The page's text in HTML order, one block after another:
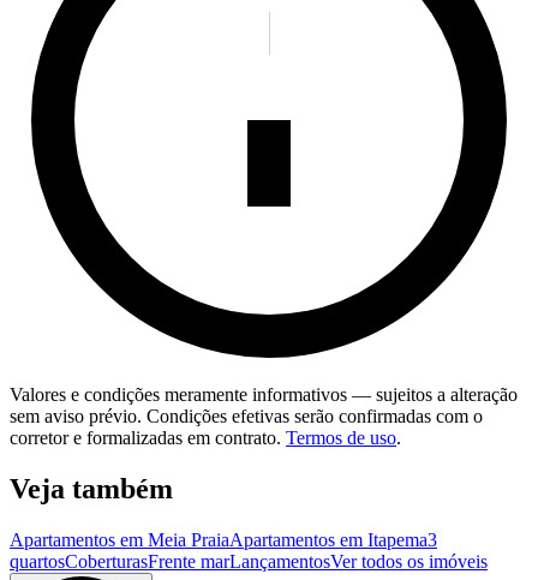
Valores e condições meramente informativos — sujeitos a alteração
sem aviso prévio. Condições efetivas serão confirmadas com o
corretor e formalizadas em contrato. Termos de uso.
Veja também
Apartamentos em Meia PraiaApartamentos em Itapema3
quartosCoberturasFrente marLançamentosVer todos os imóveis